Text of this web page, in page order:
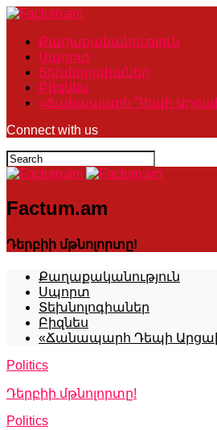
Քաղաքականություն
Սպորտ
Տեխնոլոգիաներ
Բիզնես
«Ճանապարհ Դեպի
Connect with us
Factum.am
Դերբիի մթնոլորտը!
Քաղաքականություն
Սպորտ
Տեխնոլոգիաներ
Բիզնես
«Ճանապարհ Դեպի
Politics
Դերբիի մթնոլորտը!
Politics